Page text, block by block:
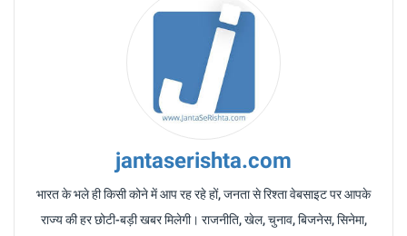
jantaserishta.com
भारत के भले ही किसी कोने में आप रह रहे हों, जनता से रिश्ता वेबसाइट पर आपके
राज्य की हर छोटी-बड़ी खबर मिलेगी। राजनीति, खेल, चुनाव, बिजनेस, सिनेमा,